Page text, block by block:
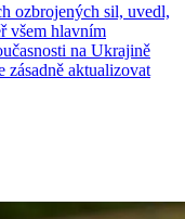
ozbrojených sil, uvedl,
všem hlavním
na Ukrajině
zásadně aktualizovat